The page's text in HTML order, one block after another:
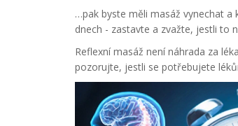
…pak byste měli masáž vynechat
dnech - zastavte a zvažte, jestli to
Reflexní masáž není náhrada za
pozorujte, jestli se potřebujete